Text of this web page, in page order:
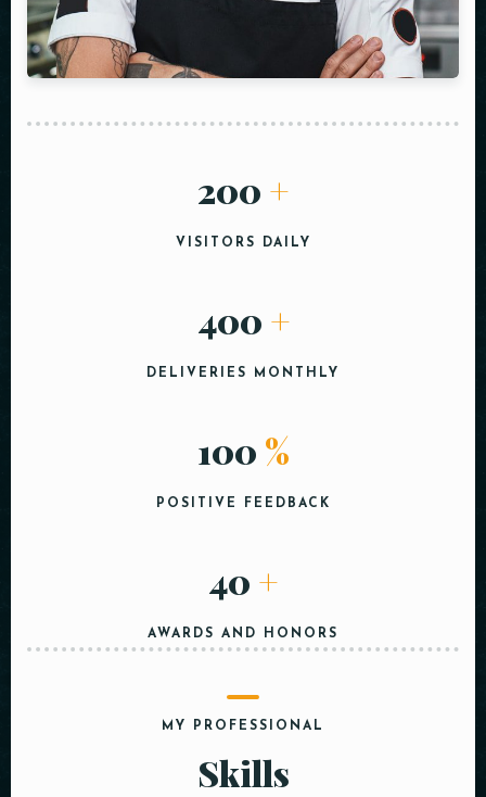
200 +
VISITORS DAILY
400 +
DELIVERIES MONTHLY
100 %
POSITIVE FEEDBACK
40 +
AWARDS AND HONORS
MY PROFESSIONAL
Skills